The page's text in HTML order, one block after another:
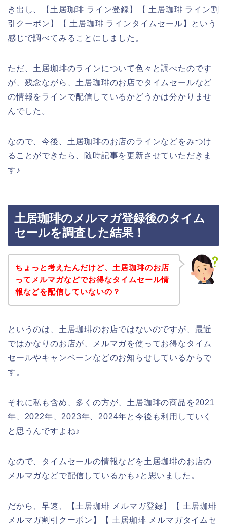
き出し、【土居珈琲 ライン登録】【 土居珈琲 ライン割
引クーポン】【 土居珈琲 ラインタイムセール】という
感じで調べてみることにしました。
ただ、土居珈琲のラインについて色々と調べたのです
が、残念ながら、土居珈琲のお店でタイムセールなど
の情報をラインで配信しているかどうかは分かりませ
んでした。
なので、今後、土居珈琲のお店のラインなどをみつけ
ることができたら、随時記事を更新させていただきま
す♪
土居珈琲のメルマガ登録後のタイム
セールを調査した結果！
ちょっと考えたんだけど、土居珈琲のお店
ってメルマガなどでお得なタイムセール情
報などを配信していないの？
というのは、土居珈琲のお店ではないのですが、最近
ではかなりのお店が、メルマガを使ってお得なタイム
セールやキャンペーンなどのお知らせしているからで
す。
それに私も含め、多くの方が、土居珈琲の商品を2021
年、2022年、2023年、2024年と今後も利用していく
と思うんですよね♪
なので、タイムセールの情報などを土居珈琲のお店の
メルマガなどで配信しているかも♪と思いました。
だから、早速、【土居珈琲 メルマガ登録】【 土居珈琲
メルマガ割引クーポン】【 土居珈琲 メルマガタイムセ